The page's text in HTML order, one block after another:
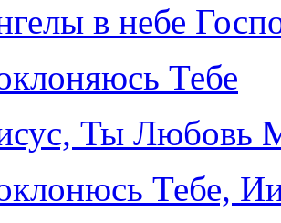
в небе
Тебе
Ты Любовь
Тебе,